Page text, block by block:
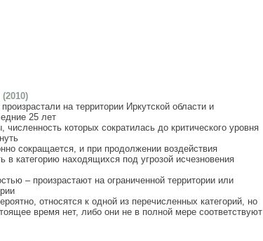
на территории Иркутской области и
25 лет
которых сократилась до критического уровня
сокращается, и при продолжении воздействия
категорию находящихся под угрозой исчезновения
– произрастают на ограниченной территории или
относятся к одной из перечисленных категорий, но
время нет, либо они не в полной мере соответствуют